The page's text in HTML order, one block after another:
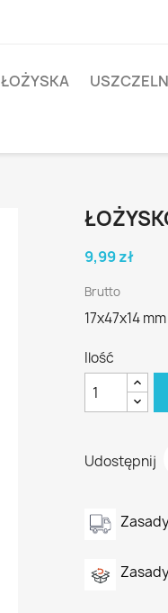
ŁOŻYSKA
9,99 zł
Brutto
17x47x14 mm
Ilość
Udostępnij